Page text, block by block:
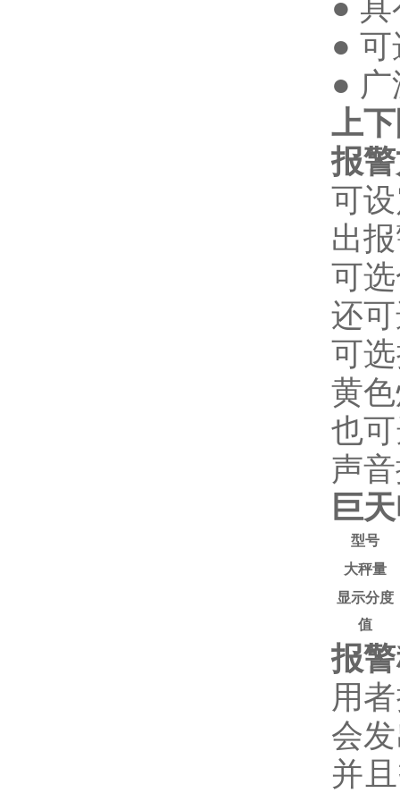
●
● 可
●
上
报
可
出
可
还
可
黄
也
声
巨
型号
大秤量
显示分度
值
报
用
会
并